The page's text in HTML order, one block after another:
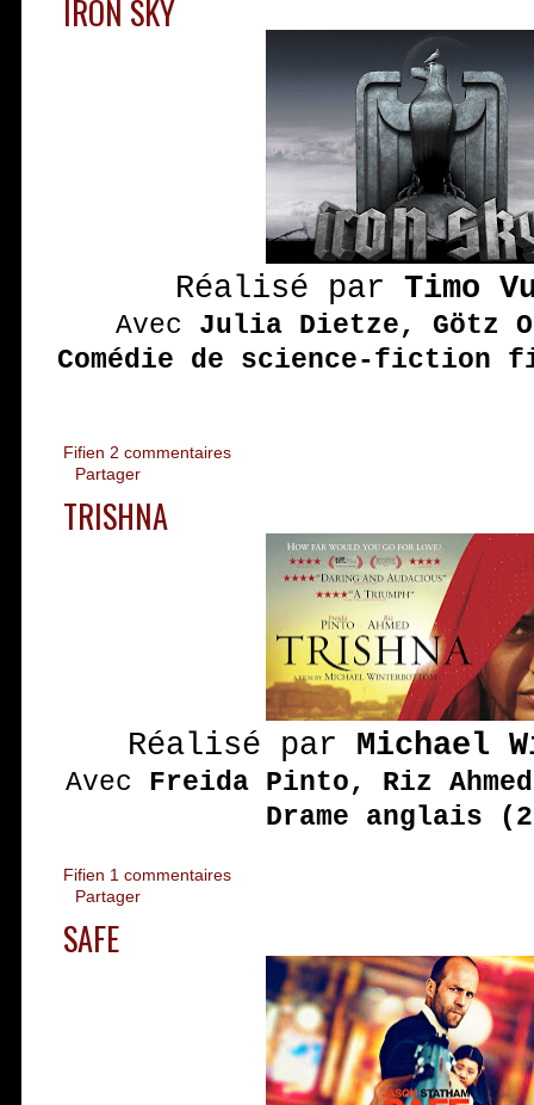
IRON SKY
Réalisé par Timo
Avec Julia Dietze, Götz
Comédie de science-fiction
Fifien 2 commentaires
Partager
TRISHNA
Réalisé par Michael
Avec Freida Pinto, Riz
Drame anglais
Fifien 1 commentaires
Partager
SAFE